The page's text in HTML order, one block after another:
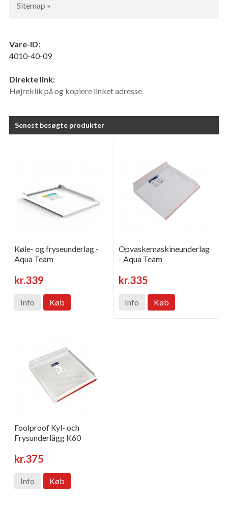
Sitemap »
Vare-ID:
4010-40-09
Direkte link:
Højreklik på og kopiere linket adresse
Senest besøgte produkter
Køle- og fryseunderlag -
Aqua Team
kr.339
Info Køb
Opvaskemaskineunderlag
- Aqua Team
kr.335
Info Køb
Foolproof Kyl- och
Frysunderlägg K60
kr.375
Info Køb